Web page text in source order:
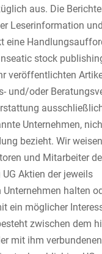
aus. Die
Leserinformation
eine
stock
veröffentlichten
und/oder
Unternehmen,
bezieht. Wir
und Mitarbeiter
Aktien der jeweils
Unternehmen halten
ein möglicher
zwischen dem
mit ihm